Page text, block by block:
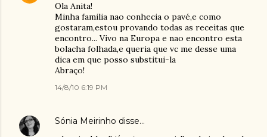
Ola Anita!
Minha familia nao conhecia o pavé,e como
gostaram,estou provando todas as receitas que
encontro... Vivo na Europa e nao encontro esta
bolacha folhada,e queria que vc me desse uma
dica em que posso substitui-la
Abraço!
14/8/10 6:19 PM
Sónia Meirinho disse…